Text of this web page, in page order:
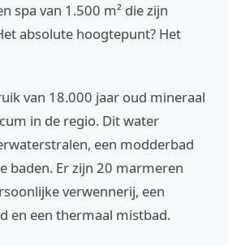
spa van 1.500 m² die zijn
absolute hoogtepunt? Het
van 18.000 jaar oud mineraal
in de regio. Dit water
een modderbad
baden. Er zijn 20 marmeren
verwennerij, een
en een thermaal mistbad.